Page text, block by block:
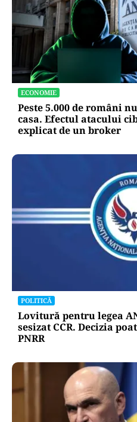
ECONOMIE
Peste 5.000 de români
casa. Efectul atacului
explicat de un broker
POLITICĂ
Lovitură pentru legea
sesizat CCR. Decizia
PNRR